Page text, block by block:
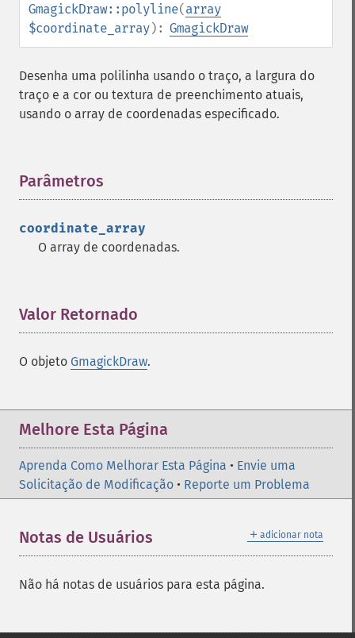
GmagickDraw::polyline(array
$coordinate_array): GmagickDraw
Desenha uma polilinha usando o traço, a largura do
traço e a cor ou textura de preenchimento atuais,
usando o array de coordenadas especificado.
Parâmetros
coordinate_array
O array de coordenadas.
Valor Retornado
O objeto GmagickDraw.
Melhore Esta Página
Aprenda Como Melhorar Esta Página • Envie uma
Solicitação de Modificação • Reporte um Problema
＋ adicionar nota
Notas de Usuários
Não há notas de usuários para esta página.